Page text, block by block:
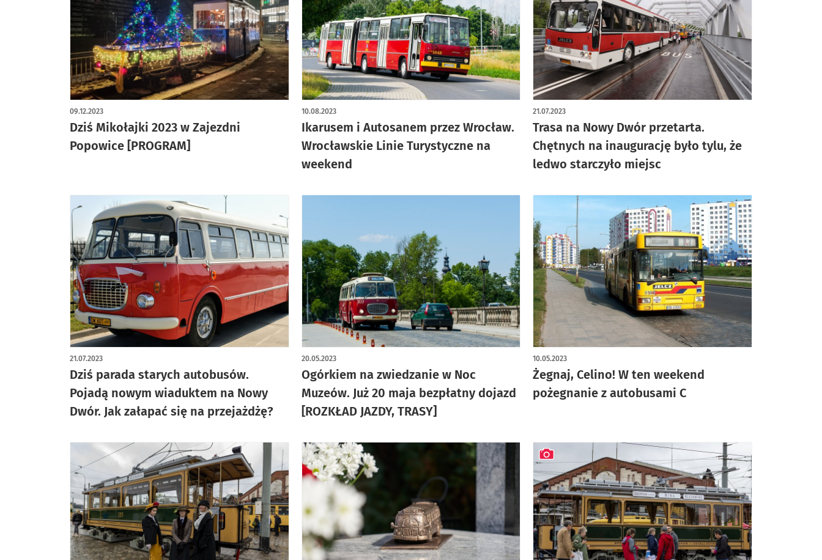
Dziś Mikołajki 2023 w Zajezdni
Popowice [PROGRAM]
09.12.2023
artykuł z galerią zdjęć
Ikarusem i Autosanem przez Wrocław.
Wrocławskie Linie Turystyczne na
weekend
10.08.2023
Trasa na Nowy Dwór przetarta.
Chętnych na inaugurację było tylu, że
ledwo starczyło miejsc
21.07.2023
artykuł z galerią zdjęć
Dziś parada starych autobusów.
Pojadą nowym wiaduktem na Nowy
Dwór. Jak załapać się na przejażdżę?
21.07.2023
Ogórkiem na zwiedzanie w Noc
Muzeów. Już 20 maja bezpłatny dojazd
[ROZKŁAD JAZDY, TRASY]
20.05.2023
Żegnaj, Celino! W ten weekend
pożegnanie z autobusami C
10.05.2023